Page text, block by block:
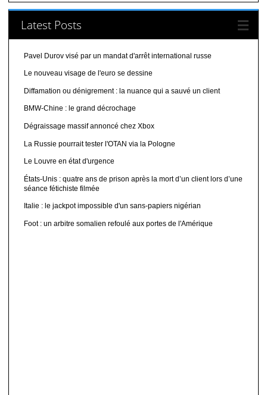
Latest Posts
Pavel Durov visé par un mandat d'arrêt international russe
Le nouveau visage de l'euro se dessine
Diffamation ou dénigrement : la nuance qui a sauvé un client
BMW-Chine : le grand décrochage
Dégraissage massif annoncé chez Xbox
La Russie pourrait tester l'OTAN via la Pologne
Le Louvre en état d'urgence
États-Unis : quatre ans de prison après la mort d’un client lors d’une
séance fétichiste filmée
Italie : le jackpot impossible d'un sans-papiers nigérian
Foot : un arbitre somalien refoulé aux portes de l'Amérique